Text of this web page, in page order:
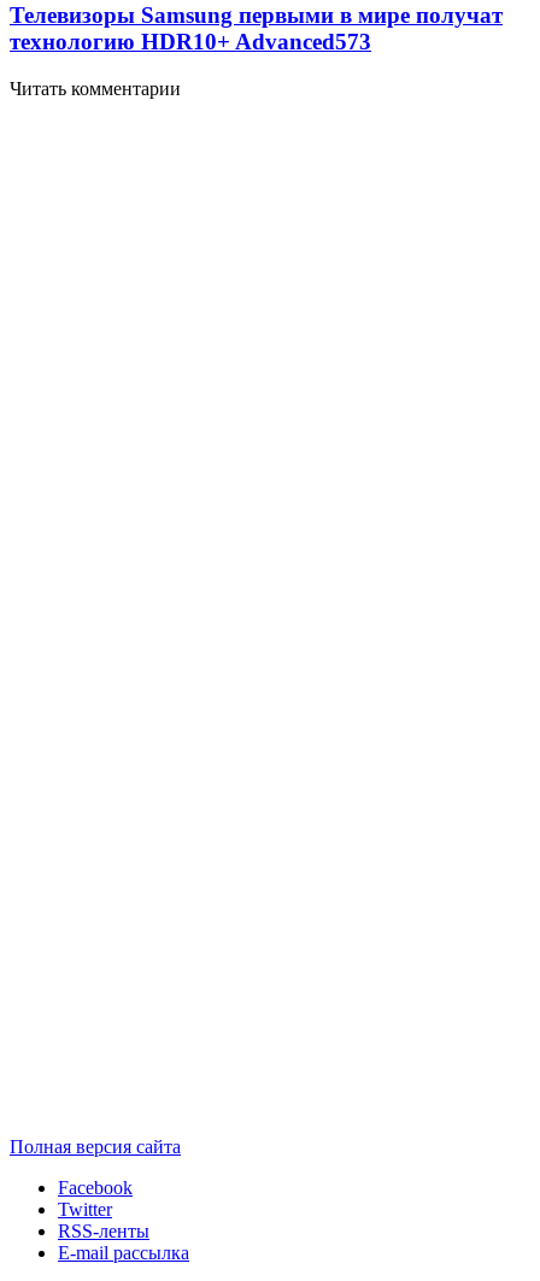
Телевизоры Samsung первыми в мире получат
технологию HDR10+ Advanced573
Читать комментарии
Полная версия сайта
Facebook
Twitter
RSS-ленты
E-mail рассылка